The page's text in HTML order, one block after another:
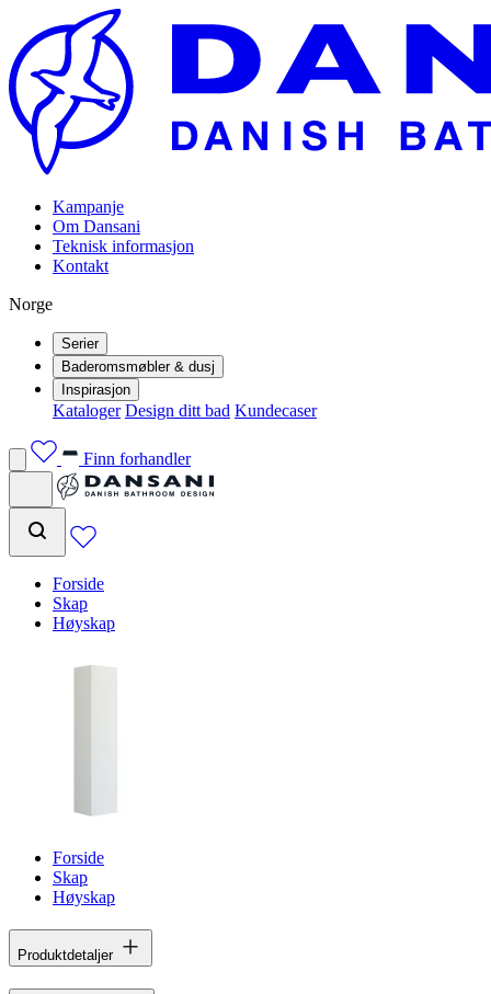
Kampanje
Om Dansani
Teknisk informasjon
Kontakt
Norge
Serier
Baderomsmøbler & dusj
Inspirasjon
Kataloger Design ditt bad Kundecaser
Finn forhandler
Forside
Skap
Høyskap
Forside
Skap
Høyskap
Produktdetaljer